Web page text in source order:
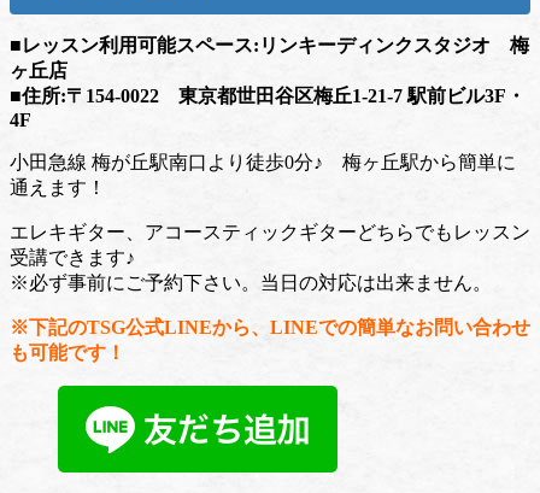
■レッスン利用可能スペース: リンキーディンクスタジオ 梅
ヶ丘店
■住所:〒154-0022 東京都世田谷区梅丘1-21-7 駅前ビル3F・
4F
小田急線 梅が丘駅南口より徒歩0分♪ 梅ヶ丘駅から簡単に
通えます！
エレキギター、アコースティックギターどちらでもレッスン
受講できます♪
※必ず事前にご予約下さい。当日の対応は出来ません。
※下記のTSG公式LINEから、LINEでの簡単なお問い合わせ
も可能です！